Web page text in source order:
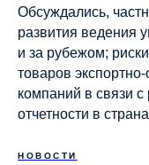
Обсуждались,
развития ведения
и за рубежом;
товаров
компаний в связи с
отчетности в
НОВОСТИ